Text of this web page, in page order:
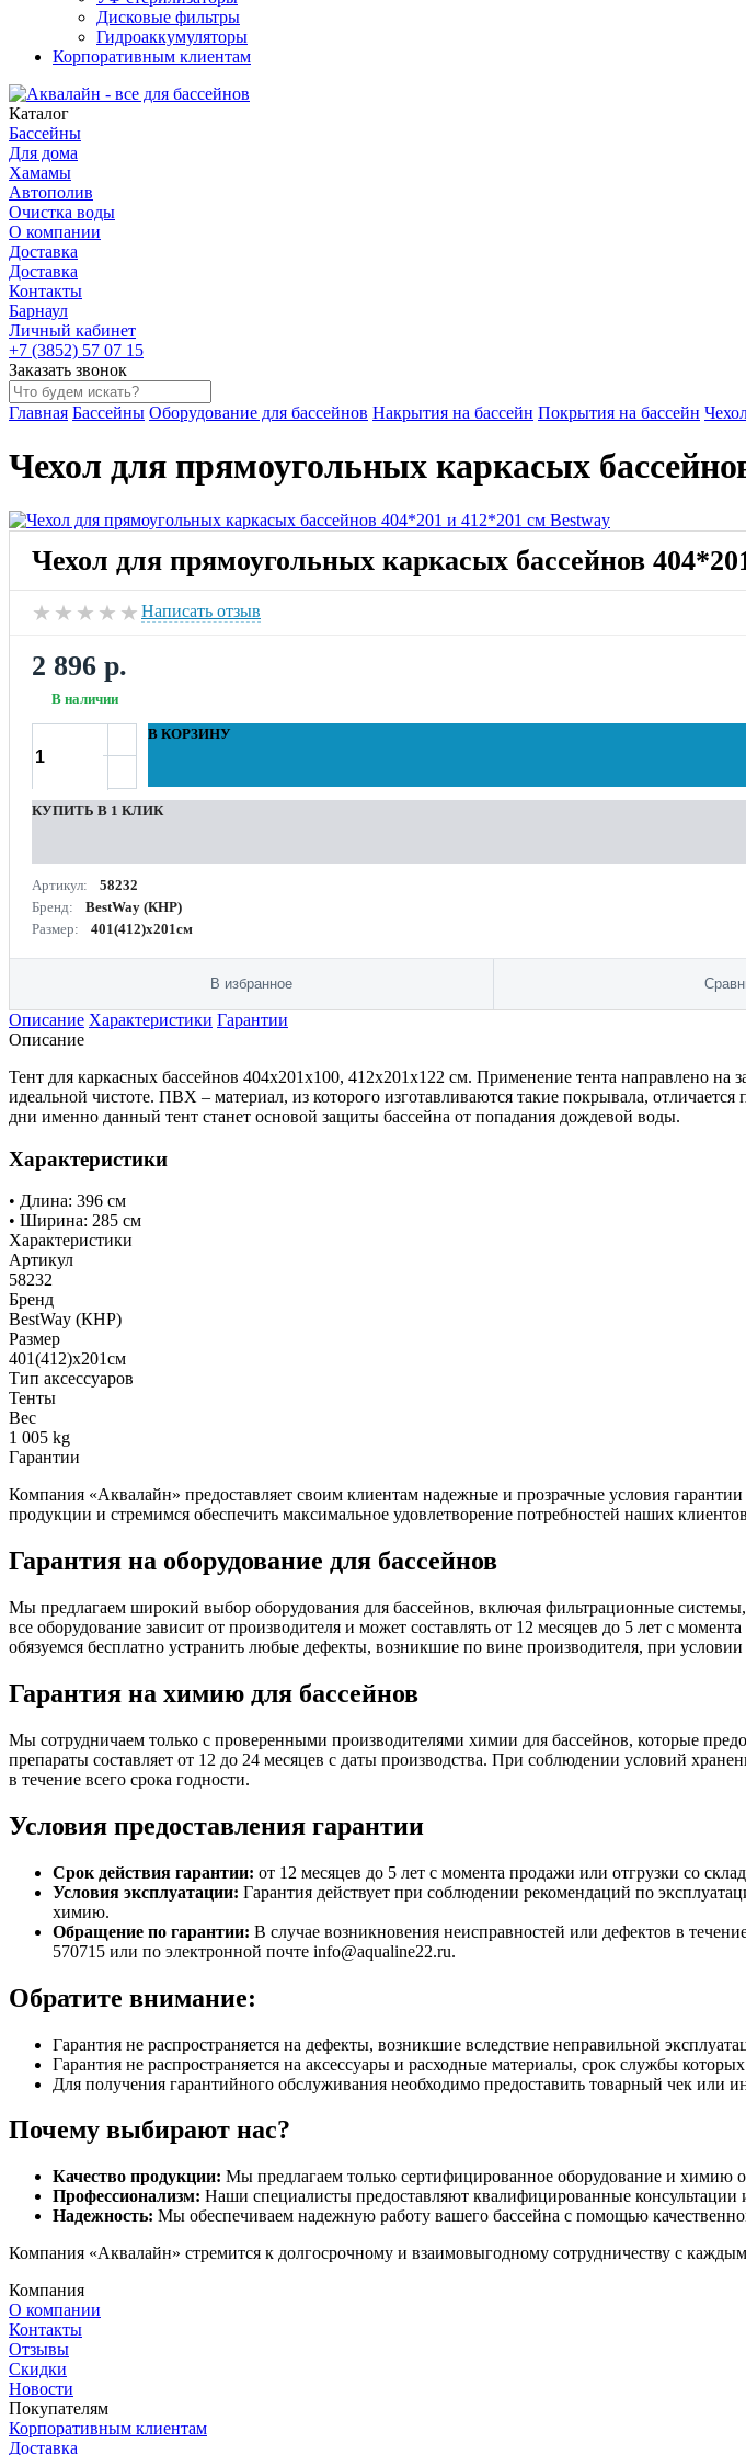
Дисковые фильтры
Гидроаккумуляторы
Корпоративным клиентам
Каталог
Бассейны
Для дома
Хамамы
Автополив
Очистка воды
О компании
Доставка
Доставка
Контакты
Барнаул
Личный кабинет
+7 (3852) 57 07 15
Заказать звонок
Главная Бассейны Оборудование для бассейнов Накрытия на бассейн Покрытия на бассейн
Чехол для прямоугольных каркасых
Чехол для прямоугольных каркасых бассейнов
★ ★ ★ ★ ★ Написать отзыв
2 896 р.
В наличии
В КОРЗИНУ
КУПИТЬ В 1 КЛИК
Артикул:
58232
Бренд:
BestWay (КНР)
Размер:
401(412)x201см
В избранное
Описание Характеристики Гарантии
Описание
Тент для каркасных бассейнов 404x201x100, 412x201x122 см. Применение тента направлено
идеальной чистоте. ПВХ – материал, из которого изготавливаются такие покрывала,
дни именно данный тент станет основой защиты бассейна от попадания дождевой воды.
Характеристики
• Длина: 396 см
• Ширина: 285 см
Характеристики
Артикул
58232
Бренд
BestWay (КНР)
Размер
401(412)x201см
Тип аксессуаров
Тенты
Вес
1 005 kg
Гарантии
Компания «Аквалайн» предоставляет своим клиентам надежные и прозрачные условия
продукции и стремимся обеспечить максимальное удовлетворение потребностей наших
Гарантия на оборудование для бассейнов
Мы предлагаем широкий выбор оборудования для бассейнов, включая фильтрационные
все оборудование зависит от производителя и может составлять от 12 месяцев до 5 лет с
обязуемся бесплатно устранить любые дефекты, возникшие по вине производителя, при
Гарантия на химию для бассейнов
Мы сотрудничаем только с проверенными производителями химии для бассейнов, которые
препараты составляет от 12 до 24 месяцев с даты производства. При соблюдении условий
в течение всего срока годности.
Условия предоставления гарантии
Срок действия гарантии: от 12 месяцев до 5 лет с момента продажи или отгрузки со
Условия эксплуатации: Гарантия действует при соблюдении рекомендаций по
химию.
Обращение по гарантии: В случае возникновения неисправностей или дефектов в
570715 или по электронной почте info@aqualine22.ru.
Обратите внимание:
Гарантия не распространяется на дефекты, возникшие вследствие неправильной
Гарантия не распространяется на аксессуары и расходные материалы, срок службы
Для получения гарантийного обслуживания необходимо предоставить товарный чек
Почему выбирают нас?
Качество продукции: Мы предлагаем только сертифицированное оборудование и химию
Профессионализм: Наши специалисты предоставляют квалифицированные консультации
Надежность: Мы обеспечиваем надежную работу вашего бассейна с помощью
Компания «Аквалайн» стремится к долгосрочному и взаимовыгодному сотрудничеству с
Компания
О компании
Контакты
Отзывы
Скидки
Новости
Покупателям
Корпоративным клиентам
Доставка